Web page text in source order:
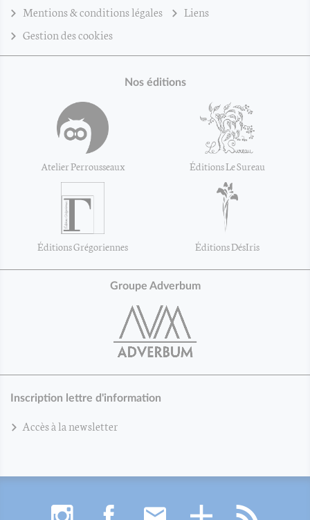
Mentions & conditions légales
Liens
Gestion des cookies
Nos éditions
Atelier Perrousseaux Éditions Le Sureau
Éditions Grégoriennes Éditions DésIris
Groupe Adverbum
Inscription lettre d'information
Accès à la newsletter